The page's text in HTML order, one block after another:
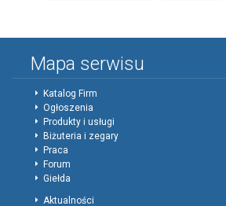
Mapa serwisu
Katalog Firm
Ogłoszenia
Produkty i usługi
Biżuteria i zegary
Praca
Forum
Giełda
Aktualności